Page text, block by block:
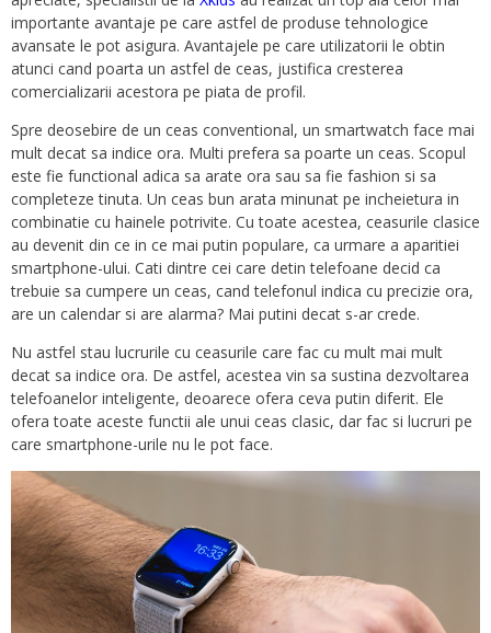
importante avantaje pe care astfel de produse tehnologice
avansate le pot asigura. Avantajele pe care utilizatorii le obtin
atunci cand poarta un astfel de ceas, justifica cresterea
comercializarii acestora pe piata de profil.
Spre deosebire de un ceas conventional, un smartwatch face mai
mult decat sa indice ora. Multi prefera sa poarte un ceas. Scopul
este fie functional adica sa arate ora sau sa fie fashion si sa
completeze tinuta. Un ceas bun arata minunat pe incheietura in
combinatie cu hainele potrivite. Cu toate acestea, ceasurile clasice
au devenit din ce in ce mai putin populare, ca urmare a aparitiei
smartphone-ului. Cati dintre cei care detin telefoane decid ca
trebuie sa cumpere un ceas, cand telefonul indica cu precizie ora,
are un calendar si are alarma? Mai putini decat s-ar crede.
Nu astfel stau lucrurile cu ceasurile care fac cu mult mai mult
decat sa indice ora. De astfel, acestea vin sa sustina dezvoltarea
telefoanelor inteligente, deoarece ofera ceva putin diferit. Ele
ofera toate aceste functii ale unui ceas clasic, dar fac si lucruri pe
care smartphone-urile nu le pot face.